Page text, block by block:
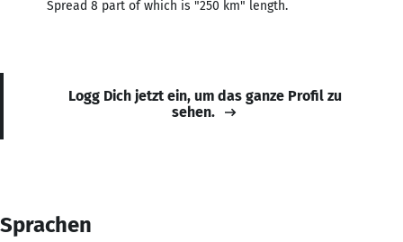
Spread 8 part of which is "250 km" length.
Logg Dich jetzt ein, um das ganze Profil zu
sehen.
Sprachen